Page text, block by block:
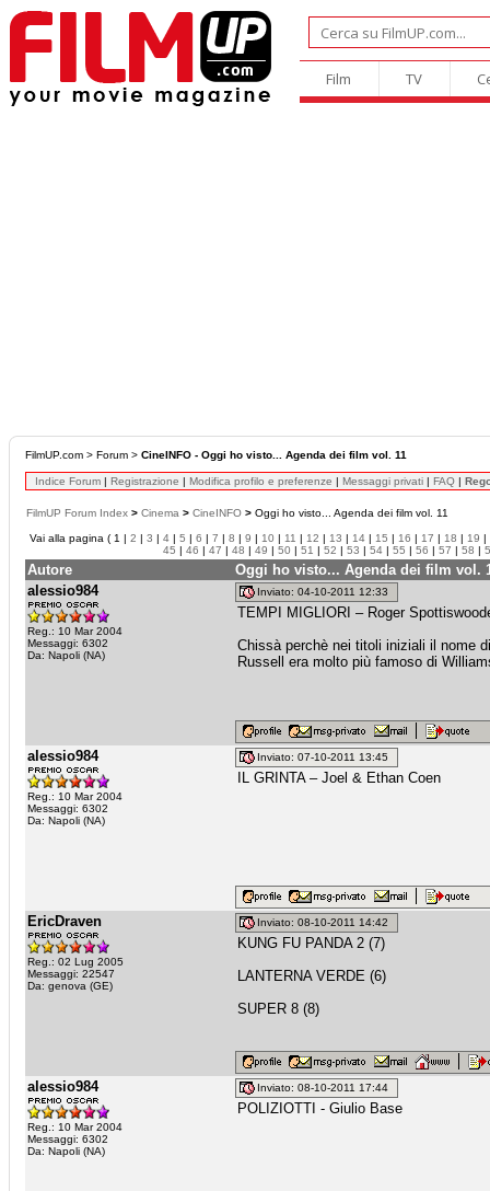
Film TV
FilmUP.com > Forum > CineINFO - Oggi ho visto... Agenda dei film vol. 11
Indice Forum | Registrazione | Modifica profilo e preferenze | Messaggi privati | FAQ |
FilmUP Forum Index > Cinema > CineINFO > Oggi ho visto... Agenda dei film vol. 11
Vai alla pagina ( 1 | 2 | 3 | 4 | 5 | 6 | 7 | 8 | 9 | 10 | 11 | 12 | 13 | 14 | 15 | 16 | 17 | 18 | 19 |
45 | 46 | 47 | 48 | 49 | 50 | 51 | 52 | 53 | 54 | 55 | 56 | 57 | 58 |
Autore
Oggi ho visto... Agenda dei film vol.
alessio984
Reg.: 10 Mar 2004
Messaggi: 6302
Da: Napoli (NA)
Inviato: 04-10-2011 12:33
TEMPI MIGLIORI – Roger
Chissà perchè nei titoli iniziali il nome
Russell era molto più famoso di
alessio984
Reg.: 10 Mar 2004
Messaggi: 6302
Da: Napoli (NA)
Inviato: 07-10-2011 13:45
IL GRINTA – Joel & Ethan Coen
EricDraven
Reg.: 02 Lug 2005
Messaggi: 22547
Da: genova (GE)
Inviato: 08-10-2011 14:42
KUNG FU PANDA 2 (7)
LANTERNA VERDE (6)
SUPER 8 (8)
alessio984
Reg.: 10 Mar 2004
Messaggi: 6302
Da: Napoli (NA)
Inviato: 08-10-2011 17:44
POLIZIOTTI - Giulio Base